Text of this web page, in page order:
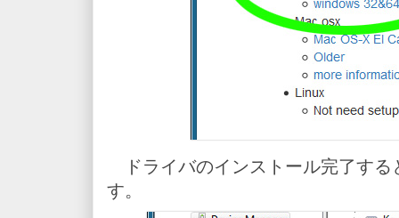
ドライバのインストール完了する
す。